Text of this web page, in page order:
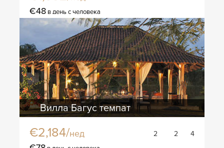
€48 в день с человека
Вилла Багус темпат
€2,184/нед 2 2 4